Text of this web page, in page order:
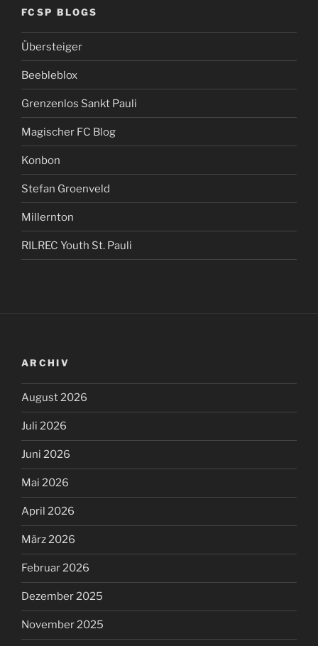
FCSP BLOGS
Übersteiger
Beebleblox
Grenzenlos Sankt Pauli
Magischer FC Blog
Konbon
Stefan Groenveld
Millernton
RILREC Youth St. Pauli
ARCHIV
August 2026
Juli 2026
Juni 2026
Mai 2026
April 2026
März 2026
Februar 2026
Dezember 2025
November 2025